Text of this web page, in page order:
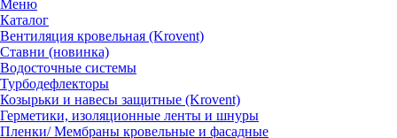
Меню
Каталог
Вентиляция кровельная (Krovent)
Ставни (новинка)
Водосточные системы
Турбодефлекторы
Козырьки и навесы защитные (Krovent)
Герметики, изоляционные ленты и шнуры
Пленки/ Мембраны кровельные и фасадные